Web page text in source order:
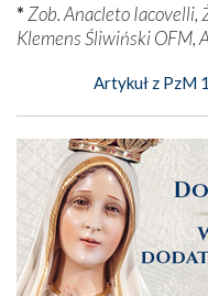
* Zob. Anacleto Iacovelli,
Klemens Śliwiński OFM,
Artykuł z PzM